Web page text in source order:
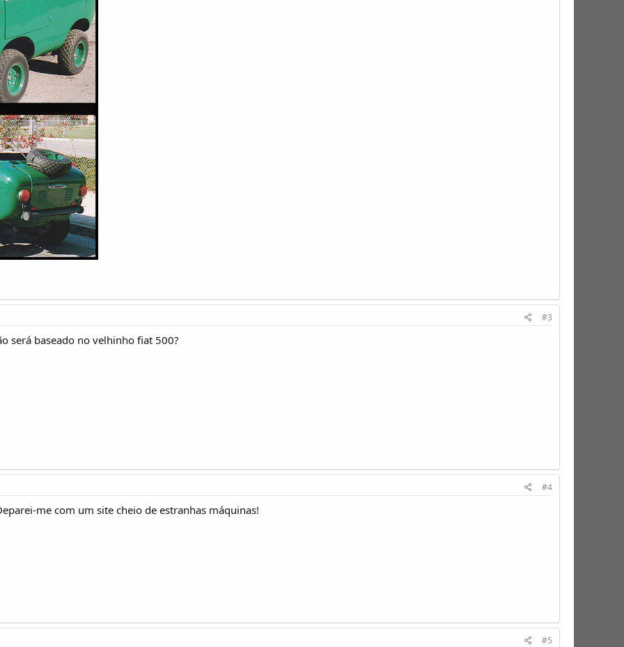
#3
será baseado no velhinho fiat 500?
#4
me com um site cheio de estranhas máquinas!
#5